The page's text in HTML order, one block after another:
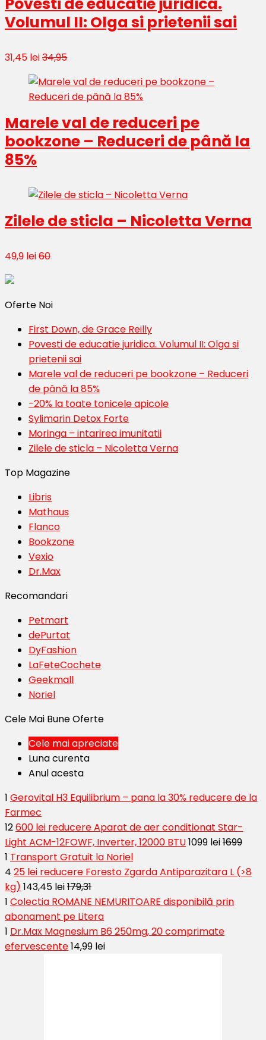
Volumul II: Olga si prietenii sai
31,45 lei34,95
Marele val de reduceri pe
bookzone – Reduceri de până la
85%
Zilele de sticla – Nicoletta Verna
49,9 lei60
Oferte Noi
First Down, de Grace Reilly
Povesti de educatie juridica. Volumul II: Olga si
prietenii sai
Marele val de reduceri pe bookzone – Reduceri
de până la 85%
-20% la toate tonicele apicole
Sylimarin Detox Forte
Moringa – intarirea imunitatii
Zilele de sticla – Nicoletta Verna
Top Magazine
Libris
Mathaus
Flanco
Bookzone
Vexio
Dr.Max
Recomandari
Petmart
dePurtat
DyFashion
LaFeteCochete
Geekmall
Noriel
Cele Mai Bune Oferte
Cele mai apreciate
Luna curenta
Anul acesta
1 Gerovital H3 Equilibrium – pana la 30% reducere de la
Farmec
12600 lei reducere Aparat de aer conditionat Star-
Light ACM-12FOWF, Inverter, 12000 BTU1099 lei1699
1 Transport Gratuit la Noriel
4 25 lei reducere Foresto Zgarda Antiparazitara L (>8
kg) 143,45 lei179,31
1 Colectia ROMANE NEMURITOARE disponibilă prin
abonament pe Litera
1 Dr.Max Magnesium B6 250mg, 20 comprimate
efervescente14,99 lei